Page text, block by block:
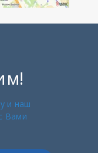
и наш
Вами